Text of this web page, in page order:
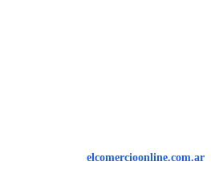
elcomercioonline.com.ar